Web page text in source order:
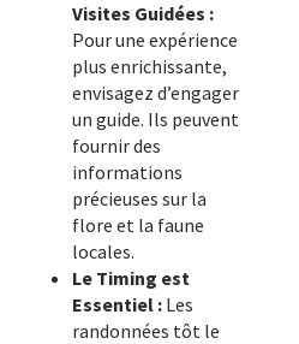
Visites Guidées :
Pour une expérience
plus enrichissante,
envisagez d’engager
un guide. Ils peuvent
fournir des
informations
précieuses sur la
flore et la faune
locales.
Le Timing est
Essentiel : Les
randonnées tôt le